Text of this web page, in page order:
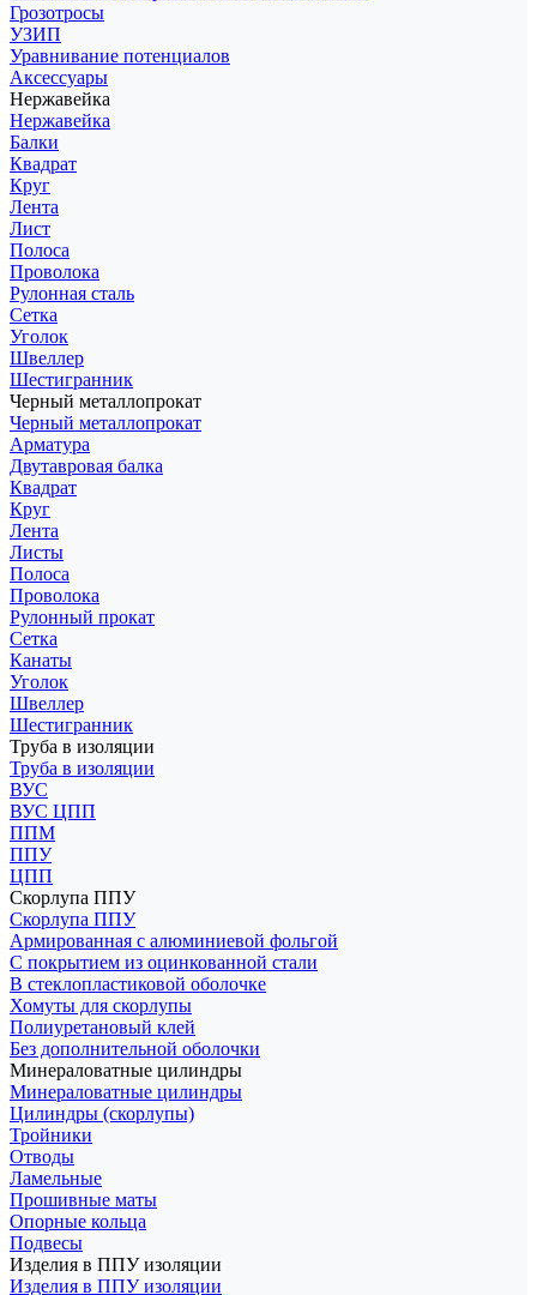
Грозотросы
УЗИП
Уравнивание потенциалов
Аксессуары
Нержавейка
Нержавейка
Балки
Квадрат
Круг
Лента
Лист
Полоса
Проволока
Рулонная сталь
Сетка
Уголок
Швеллер
Шестигранник
Черный металлопрокат
Черный металлопрокат
Арматура
Двутавровая балка
Квадрат
Круг
Лента
Листы
Полоса
Проволока
Рулонный прокат
Сетка
Канаты
Уголок
Швеллер
Шестигранник
Труба в изоляции
Труба в изоляции
ВУС
ВУС ЦПП
ППМ
ППУ
ЦПП
Скорлупа ППУ
Скорлупа ППУ
Армированная с алюминиевой фольгой
С покрытием из оцинкованной стали
В стеклопластиковой оболочке
Хомуты для скорлупы
Полиуретановый клей
Без дополнительной оболочки
Минераловатные цилиндры
Минераловатные цилиндры
Цилиндры (скорлупы)
Тройники
Отводы
Ламельные
Прошивные маты
Опорные кольца
Подвесы
Изделия в ППУ изоляции
Изделия в ППУ изоляции